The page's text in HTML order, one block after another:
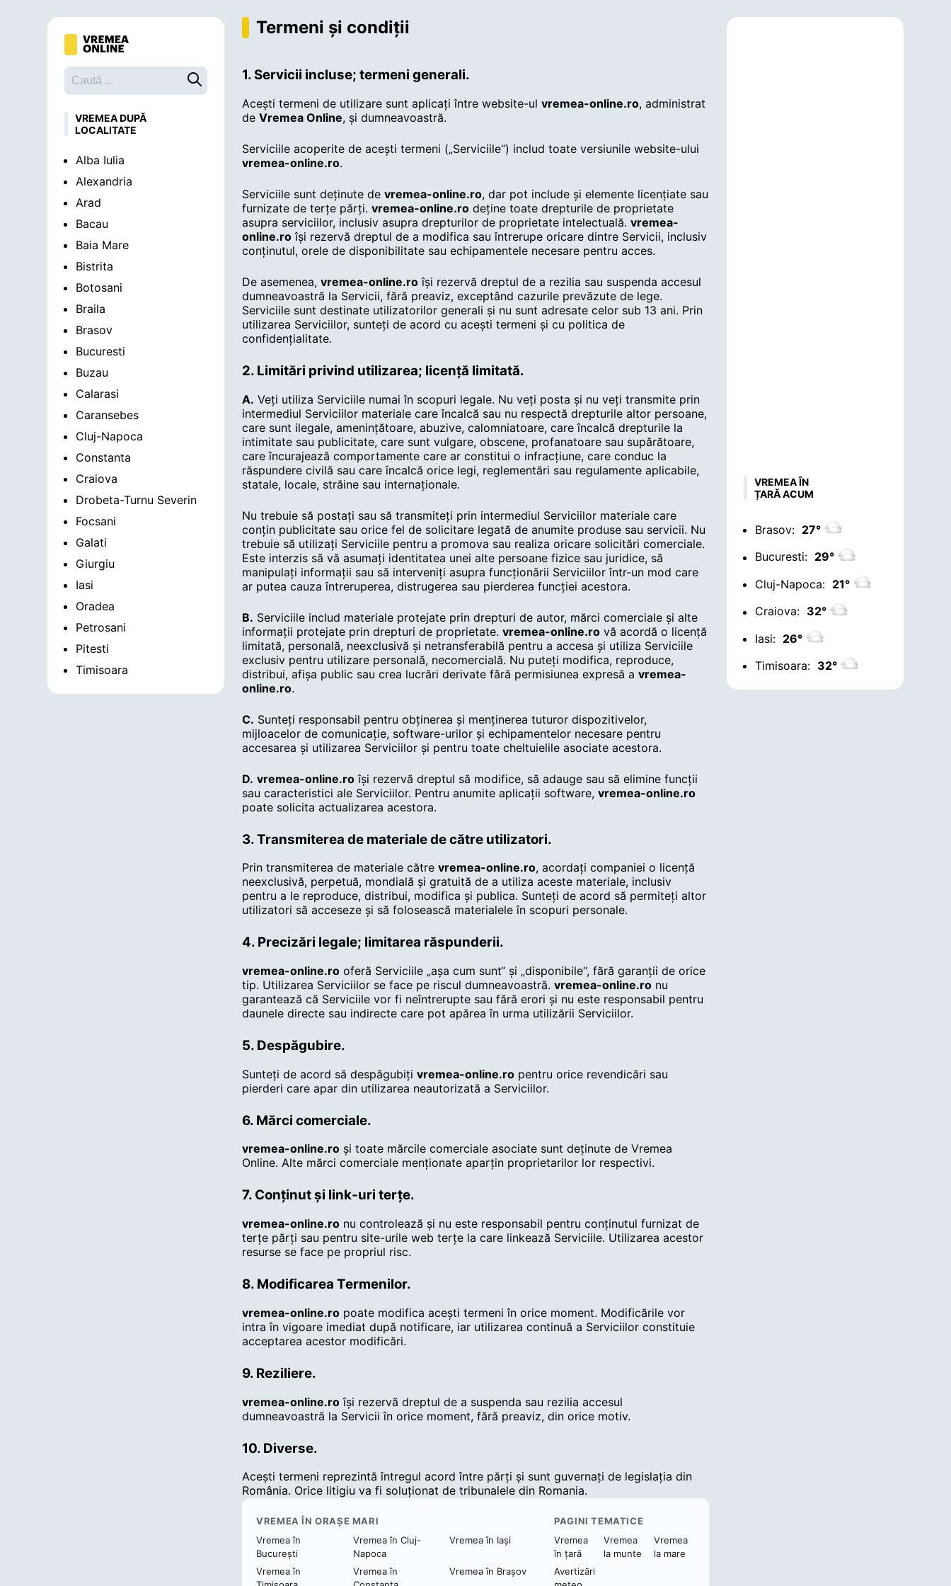
Caută o localitate
VREMEA DUPĂ
LOCALITATE
Alba Iulia
Alexandria
Arad
Bacau
Baia Mare
Bistrita
Botosani
Braila
Brasov
Bucuresti
Buzau
Calarasi
Caransebes
Cluj-Napoca
Constanta
Craiova
Drobeta-Turnu Severin
Focsani
Galati
Giurgiu
Iasi
Oradea
Petrosani
Pitesti
Timisoara
Termeni și condiții
1. Servicii incluse; termeni generali.
Acești termeni de utilizare sunt aplicați între website-ulvremea-online.ro, administrat
deVremea Online, și dumneavoastră.
Serviciile acoperite de acești termeni („Serviciile“) includ toate versiunile website-ului
vremea-online.ro.
Serviciile sunt deținute devremea-online.ro, dar pot include și elemente licențiate sau
furnizate de terțe părți.vremea-online.ro deține toate drepturile de proprietate
asupra serviciilor, inclusiv asupra drepturilor de proprietate intelectuală.vremea-
online.ro își rezervă dreptul de a modifica sau întrerupe oricare dintre Servicii, inclusiv
conținutul, orele de disponibilitate sau echipamentele necesare pentru acces.
De asemenea,vremea-online.ro își rezervă dreptul de a rezilia sau suspenda accesul
dumneavoastră la Servicii, fără preaviz, exceptând cazurile prevăzute de lege.
Serviciile sunt destinate utilizatorilor generali și nu sunt adresate celor sub 13 ani. Prin
utilizarea Serviciilor, sunteți de acord cu acești termeni și cu politica de
confidențialitate.
2. Limitări privind utilizarea; licență limitată.
A. Veți utiliza Serviciile numai în scopuri legale. Nu veți posta și nu veți transmite prin
intermediul Serviciilor materiale care încalcă sau nu respectă drepturile altor persoane,
care sunt ilegale, amenințătoare, abuzive, calomniatoare, care încalcă drepturile la
intimitate sau publicitate, care sunt vulgare, obscene, profanatoare sau supărătoare,
care încurajează comportamente care ar constitui o infracțiune, care conduc la
răspundere civilă sau care încalcă orice legi, reglementări sau regulamente aplicabile,
statale, locale, străine sau internaționale.
Nu trebuie să postați sau să transmiteți prin intermediul Serviciilor materiale care
conțin publicitate sau orice fel de solicitare legată de anumite produse sau servicii. Nu
trebuie să utilizați Serviciile pentru a promova sau realiza oricare solicitări comerciale.
Este interzis să vă asumați identitatea unei alte persoane fizice sau juridice, să
manipulați informații sau să interveniți asupra funcționării Serviciilor într-un mod care
ar putea cauza întreruperea, distrugerea sau pierderea funcției acestora.
B. Serviciile includ materiale protejate prin drepturi de autor, mărci comerciale și alte
informații protejate prin drepturi de proprietate.vremea-online.ro vă acordă o licență
limitată, personală, neexclusivă și netransferabilă pentru a accesa și utiliza Serviciile
exclusiv pentru utilizare personală, necomercială. Nu puteți modifica, reproduce,
distribui, afișa public sau crea lucrări derivate fără permisiunea expresă avremea-
online.ro.
C. Sunteți responsabil pentru obținerea și menținerea tuturor dispozitivelor,
mijloacelor de comunicație, software-urilor și echipamentelor necesare pentru
accesarea și utilizarea Serviciilor și pentru toate cheltuielile asociate acestora.
D. vremea-online.ro își rezervă dreptul să modifice, să adauge sau să elimine funcții
sau caracteristici ale Serviciilor. Pentru anumite aplicații software,vremea-online.ro
poate solicita actualizarea acestora.
3. Transmiterea de materiale de către utilizatori.
Prin transmiterea de materiale cătrevremea-online.ro, acordați companiei o licență
neexclusivă, perpetuă, mondială și gratuită de a utiliza aceste materiale, inclusiv
pentru a le reproduce, distribui, modifica și publica. Sunteți de acord să permiteți altor
utilizatori să acceseze și să folosească materialele în scopuri personale.
4. Precizări legale; limitarea răspunderii.
vremea-online.ro oferă Serviciile „așa cum sunt“ și „disponibile“, fără garanții de orice
tip. Utilizarea Serviciilor se face pe riscul dumneavoastră.vremea-online.ro nu
garantează că Serviciile vor fi neîntrerupte sau fără erori și nu este responsabil pentru
daunele directe sau indirecte care pot apărea în urma utilizării Serviciilor.
5. Despăgubire.
Sunteți de acord să despăgubițivremea-online.ro pentru orice revendicări sau
pierderi care apar din utilizarea neautorizată a Serviciilor.
6. Mărci comerciale.
vremea-online.ro și toate mărcile comerciale asociate sunt deținute de Vremea
Online. Alte mărci comerciale menționate aparțin proprietarilor lor respectivi.
7. Conținut și link-uri terțe.
vremea-online.ro nu controlează și nu este responsabil pentru conținutul furnizat de
terțe părți sau pentru site-urile web terțe la care linkează Serviciile. Utilizarea acestor
resurse se face pe propriul risc.
8. Modificarea Termenilor.
vremea-online.ro poate modifica acești termeni în orice moment. Modificările vor
intra în vigoare imediat după notificare, iar utilizarea continuă a Serviciilor constituie
acceptarea acestor modificări.
9. Reziliere.
vremea-online.ro își rezervă dreptul de a suspenda sau rezilia accesul
dumneavoastră la Servicii în orice moment, fără preaviz, din orice motiv.
10. Diverse.
Acești termeni reprezintă întregul acord între părți și sunt guvernați de legislația din
România. Orice litigiu va fi soluționat de tribunalele din Romania.
VREMEA ÎN ORAȘE MARI
Vremea în
București
Vremea în Cluj-
Napoca
Vremea în Iași
Vremea în
Vremea în
Vremea în Brașov
PAGINI TEMATICE
Vremea
în țară
Vremea
la munte
Vremea
la mare
Avertizări
VREMEA ÎN
ȚARĂ ACUM
Brasov: 27°
Bucuresti: 29°
Cluj-Napoca: 21°
Craiova: 32°
Iasi: 26°
Timisoara: 32°